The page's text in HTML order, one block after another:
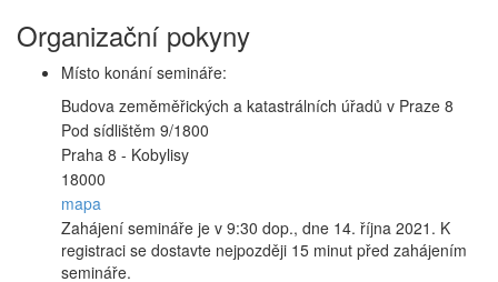
Organizační pokyny
Místo konání semináře:
Budova zeměměřických a katastrálních úřadů v Praze 8
Pod sídlištěm 9/1800
Praha 8 - Kobylisy
18000
mapa
Zahájení semináře je v 9:30 dop., dne 14. října 2021. K
registraci se dostavte nejpozději 15 minut před zahájením
semináře.